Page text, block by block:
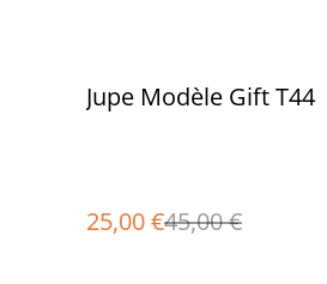
%
Jupe Modèle Gift T44
25,00 €45,00 €